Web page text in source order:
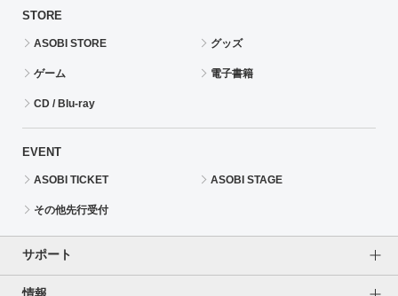
STORE
ASOBI STORE グッズ
ゲーム 電子書籍
CD / Blu-ray
EVENT
ASOBI TICKET ASOBI STAGE
その他先行受付
サポート
情報